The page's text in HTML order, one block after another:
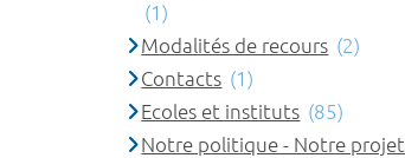
(1)
Modalités de recours (2)
Contacts (1)
Ecoles et instituts (85)
Notre politique - Notre projet